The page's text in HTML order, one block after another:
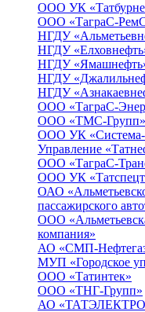
ООО УК
ООО «ТаграС-
НГДУ
НГДУ
НГДУ
НГДУ
НГДУ
ООО «ТаграС-
ООО «ТМС-Групп»
ООО УК «Система-
Управление
ООО «ТаграС-
ООО УК
ОАО
пассажирского
ООО
компания»
АО «СМП-
МУП «Городское
ООО «Татинтек»
ООО «ТНГ-Групп»
АО